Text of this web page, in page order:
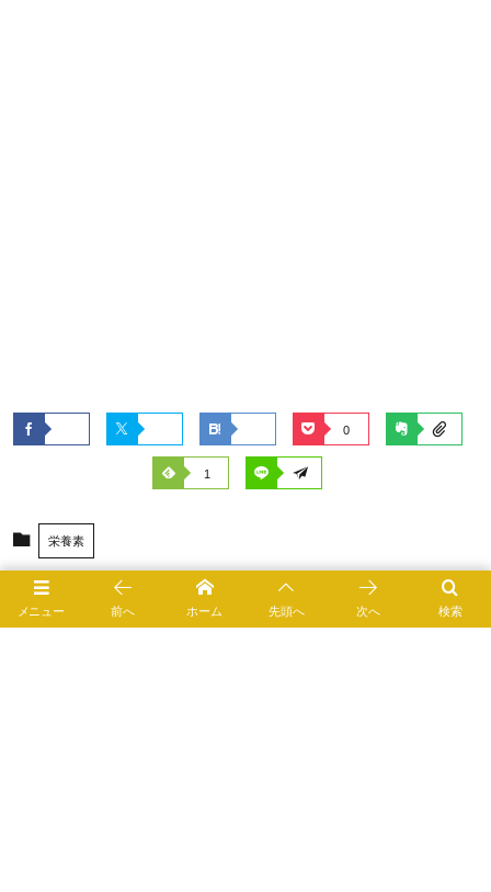
0
1
栄養素
メニュー 検索
前へ ホーム 先頭へ 次へ